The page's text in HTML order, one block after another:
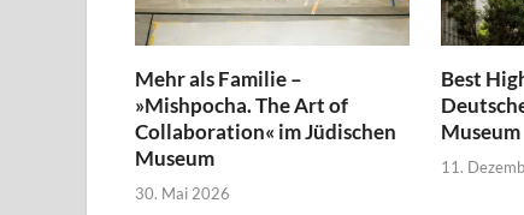
Mehr als Familie –
»Mishpocha. The Art of
Collaboration« im Jüdischen
Museum
30. Mai 2026
Best
Museum
11.